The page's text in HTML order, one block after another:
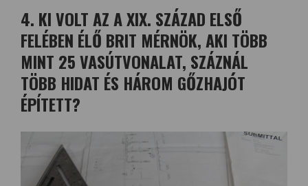
4. KI VOLT AZ A XIX. SZÁZAD ELSŐ
FELÉBEN ÉLŐ BRIT MÉRNÖK, AKI TÖBB
MINT 25 VASÚTVONALAT, SZÁZNÁL
TÖBB HIDAT ÉS HÁROM GŐZHAJÓT
ÉPÍTETT?